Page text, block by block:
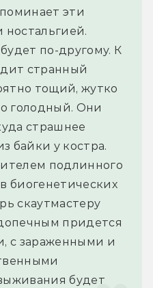
эти
ностальгией.
по-другому. К
странный
тощий, жутко
голодный. Они
страшнее
байки у костра.
подлинного
биогенетических
скаутмастеру
придется
с зараженными и
будет